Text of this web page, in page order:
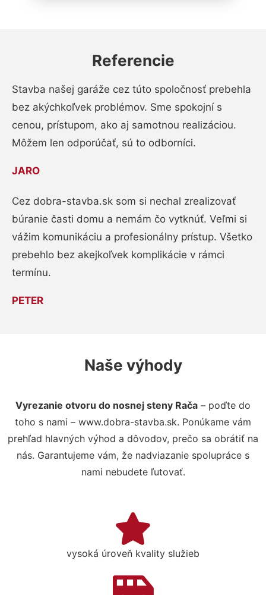
Referencie
Stavba našej garáže cez túto spoločnosť prebehla
bez akýchkoľvek problémov. Sme spokojní s
cenou, prístupom, ako aj samotnou realizáciou.
Môžem len odporúčať, sú to odborníci.
JARO
Cez dobra-stavba.sk som si nechal zrealizovať
búranie časti domu a nemám čo vytknúť. Veľmi si
vážim komunikáciu a profesionálny prístup. Všetko
prebehlo bez akejkoľvek komplikácie v rámci
termínu.
PETER
Naše výhody
Vyrezanie otvoru do nosnej steny Rača – poďte do
toho s nami – www.dobra-stavba.sk. Ponúkame vám
prehľad hlavných výhod a dôvodov, prečo sa obrátiť na
nás. Garantujeme vám, že nadviazanie spolupráce s
nami nebudete ľutovať.
vysoká úroveň kvality služieb